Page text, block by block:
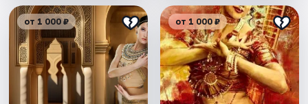
от 1 000 ₽ от 1 000 ₽